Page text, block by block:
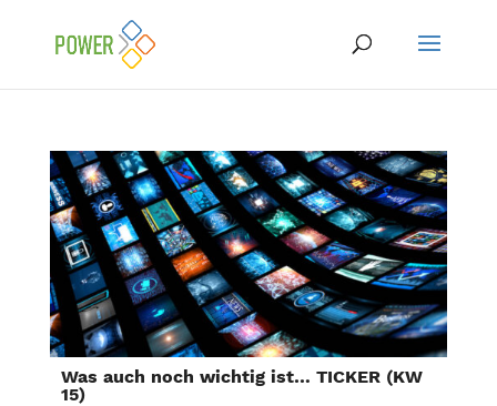
Was auch noch wichtig ist… TICKER (KW
15)